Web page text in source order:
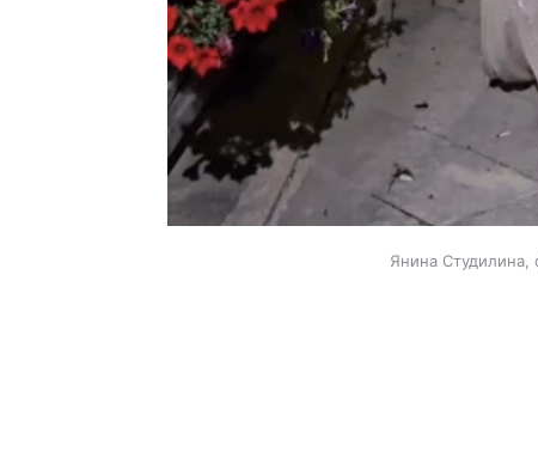
Янина Студилина,